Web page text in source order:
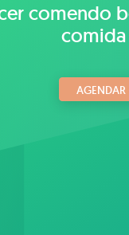
comendo
comida
AGENDAR